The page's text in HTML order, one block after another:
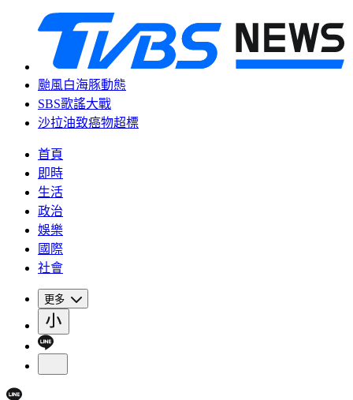
颱風白海豚動態
SBS歌謠大戰
沙拉油致癌物超標
首頁
即時
生活
政治
娛樂
國際
社會
更多